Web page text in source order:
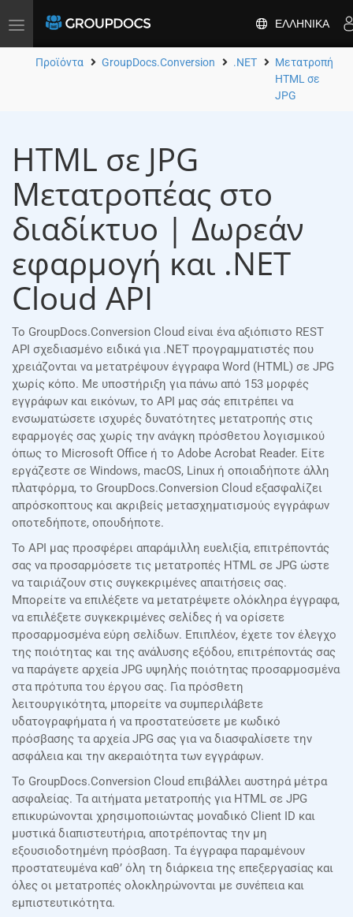
Toggle
ΕΛΛΗΝΙΚΆ
Προϊόντα GroupDocs.Conversion .NET
Μετατροπή
HTML σε
JPG
HTML σε JPG
Μετατροπέας στο
διαδίκτυο | Δωρεάν
εφαρμογή και .NET
Cloud API
Το GroupDocs.Conversion Cloud είναι ένα αξιόπιστο REST
API σχεδιασμένο ειδικά για .NET προγραμματιστές που
χρειάζονται να μετατρέψουν έγγραφα Word (HTML) σε JPG
χωρίς κόπο. Με υποστήριξη για πάνω από 153 μορφές
εγγράφων και εικόνων, το API μας σάς επιτρέπει να
ενσωματώσετε ισχυρές δυνατότητες μετατροπής στις
εφαρμογές σας χωρίς την ανάγκη πρόσθετου λογισμικού
όπως το Microsoft Office ή το Adobe Acrobat Reader. Είτε
εργάζεστε σε Windows, macOS, Linux ή οποιαδήποτε άλλη
πλατφόρμα, το GroupDocs.Conversion Cloud εξασφαλίζει
απρόσκοπτους και ακριβείς μετασχηματισμούς εγγράφων
οποτεδήποτε, οπουδήποτε.
Το API μας προσφέρει απαράμιλλη ευελιξία, επιτρέποντάς
σας να προσαρμόσετε τις μετατροπές HTML σε JPG ώστε
να ταιριάζουν στις συγκεκριμένες απαιτήσεις σας.
Μπορείτε να επιλέξετε να μετατρέψετε ολόκληρα έγγραφα,
να επιλέξετε συγκεκριμένες σελίδες ή να ορίσετε
προσαρμοσμένα εύρη σελίδων. Επιπλέον, έχετε τον έλεγχο
της ποιότητας και της ανάλυσης εξόδου, επιτρέποντάς σας
να παράγετε αρχεία JPG υψηλής ποιότητας προσαρμοσμένα
στα πρότυπα του έργου σας. Για πρόσθετη
λειτουργικότητα, μπορείτε να συμπεριλάβετε
υδατογραφήματα ή να προστατεύσετε με κωδικό
πρόσβασης τα αρχεία JPG σας για να διασφαλίσετε την
ασφάλεια και την ακεραιότητα των εγγράφων.
Το GroupDocs.Conversion Cloud επιβάλλει αυστηρά μέτρα
ασφαλείας. Τα αιτήματα μετατροπής για HTML σε JPG
επικυρώνονται χρησιμοποιώντας μοναδικό Client ID και
μυστικά διαπιστευτήρια, αποτρέποντας την μη
εξουσιοδοτημένη πρόσβαση. Τα έγγραφα παραμένουν
προστατευμένα καθ’ όλη τη διάρκεια της επεξεργασίας και
όλες οι μετατροπές ολοκληρώνονται με συνέπεια και
εμπιστευτικότητα.